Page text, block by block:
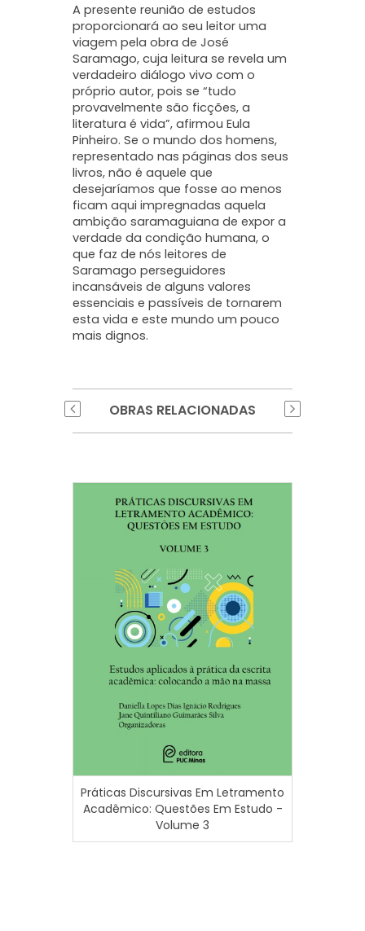
A presente reunião de estudos
proporcionará ao seu leitor uma
viagem pela obra de José
Saramago, cuja leitura se revela um
verdadeiro diálogo vivo com o
próprio autor, pois se “tudo
provavelmente são ficções, a
literatura é vida”, afirmou Eula
Pinheiro. Se o mundo dos homens,
representado nas páginas dos seus
livros, não é aquele que
desejaríamos que fosse ao menos
ficam aqui impregnadas aquela
ambição saramaguiana de expor a
verdade da condição humana, o
que faz de nós leitores de
Saramago perseguidores
incansáveis de alguns valores
essenciais e passíveis de tornarem
esta vida e este mundo um pouco
mais dignos.
OBRAS RELACIONADAS
Práticas Discursivas Em Letramento
Acadêmico: Questões Em Estudo -
Volume 3